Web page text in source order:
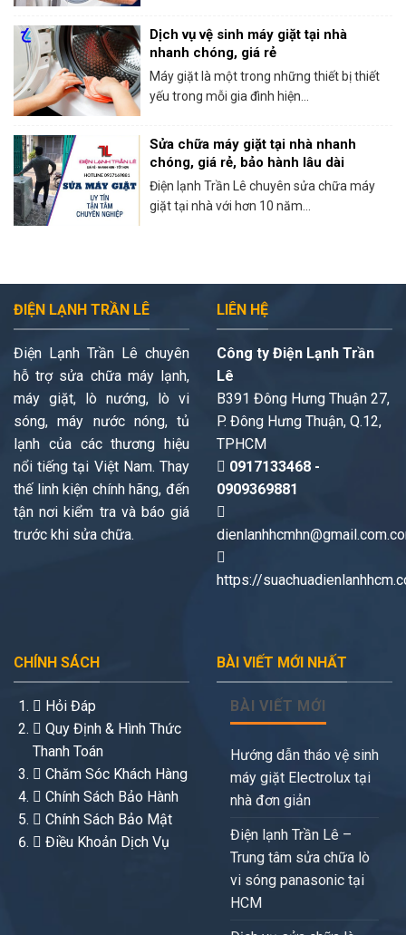
Dịch vụ vệ sinh máy giặt tại nhà
nhanh chóng, giá rẻ
Máy giặt là một trong những thiết bị thiết
yếu trong mỗi gia đình hiện...
Sửa chữa máy giặt tại nhà nhanh
chóng, giá rẻ, bảo hành lâu dài
Điện lạnh Trần Lê chuyên sửa chữa máy
giặt tại nhà với hơn 10 năm...
ĐIỆN LẠNH TRẦN LÊ
Điện Lạnh Trần Lê chuyên
hỗ trợ sửa chữa máy lạnh,
máy giặt, lò nướng, lò vi
sóng, máy nước nóng, tủ
lạnh của các thương hiệu
nổi tiếng tại Việt Nam. Thay
thế linh kiện chính hãng, đến
tận nơi kiểm tra và báo giá
trước khi sửa chữa.
LIÊN HỆ
Công ty Điện Lạnh Trần
Lê
B391 Đông Hưng Thuận 27,
P. Đông Hưng Thuận, Q.12,
TPHCM
0917133468 -
0909369881
https://
CHÍNH SÁCH
Hỏi Đáp
Quy Định & Hình Thức
Thanh Toán
Chăm Sóc Khách Hàng
Chính Sách Bảo Hành
Chính Sách Bảo Mật
Điều Khoản Dịch Vụ
BÀI VIẾT MỚI NHẤT
BÀI VIẾT MỚI
Hướng dẫn tháo vệ sinh
máy giặt Electrolux tại
nhà đơn giản
Điện lạnh Trần Lê –
Trung tâm sửa chữa lò
vi sóng panasonic tại
HCM